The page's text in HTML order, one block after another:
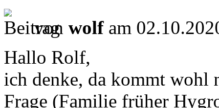
von wolfam
Hallo Rolf,
ich denke, da kommt wohl
Frage (Familie früher